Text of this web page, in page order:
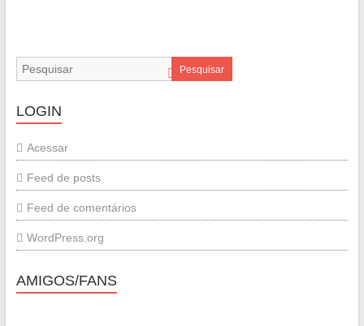
Pesquisar
LOGIN
Acessar
Feed de posts
Feed de comentários
WordPress.org
AMIGOS/FANS